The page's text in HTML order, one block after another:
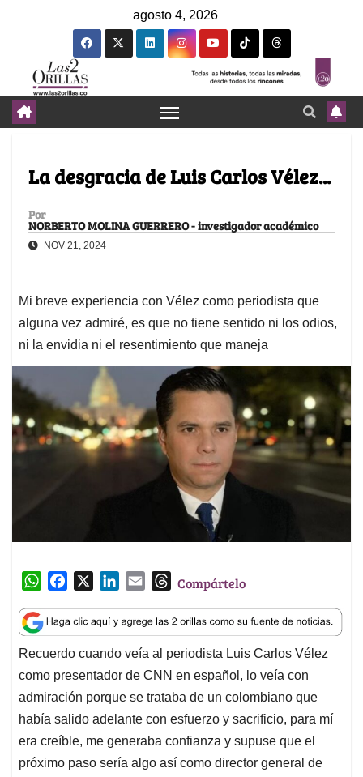
agosto 4, 2026
La desgracia de Luis Carlos Vélez...
Por
NORBERTO MOLINA GUERRERO - investigador académico
NOV 21, 2024
Mi breve experiencia con Vélez como periodista que
alguna vez admiré, es que no tiene sentido ni los odios,
ni la envidia ni el resentimiento que maneja
W
a
t
s
A
p
p
c
e
b
o
o
k
n
k
e
d
I
n
a
i
l
T
r
e
a
d
s
Compártelo
Recuerdo cuando veía al periodista Luis Carlos Vélez
como presentador de CNN en español, lo veía con
admiración porque se trataba de un colombiano que
había salido adelante con esfuerzo y sacrificio, para mí
era creíble, me generaba confianza y supuse que el
próximo paso sería algo así como director general de